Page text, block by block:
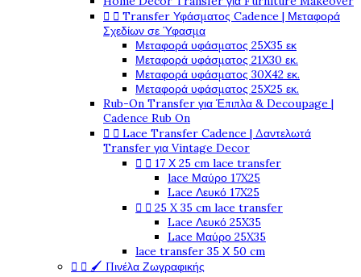
  Transfer Υφάσματος Cadence | Μεταφορά
Σχεδίων σε Ύφασμα
Μεταφορά υφάσματος 25Χ35 εκ
Μεταφορά υφάσματος 21Χ30 εκ.
Μεταφορά υφάσματος 30Χ42 εκ.
Μεταφορά υφάσματος 25Χ25 εκ.
Rub-On Transfer για Έπιπλα & Decoupage |
Cadence Rub On
  Lace Transfer Cadence | Δαντελωτά
Transfer για Vintage Decor
  17 Χ 25 cm lace transfer
lace Μαύρο 17X25
Lace Λευκό 17X25
  25 X 35 cm lace transfer
Lace Λευκό 25X35
Lace Μαύρο 25X35
lace transfer 35 Χ 50 cm
  🖌️ Πινέλα Ζωγραφικής